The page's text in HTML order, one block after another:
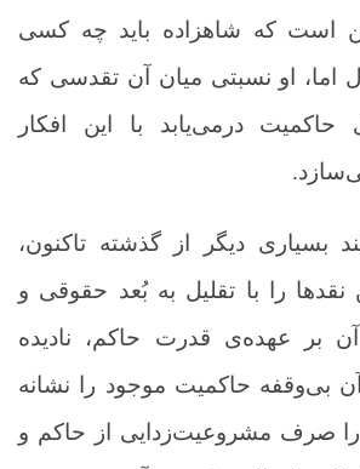
است که شاهزاده باید چه کسی
اما، او نسبتی میان آن تقدسی که
حاکمیت درمی‌یابد با این افکار
بسیاری دیگر از گذشته تاکنون،
را با تقلیل به بُعد حقوقی و
بر عهده‌ی قدرت حاکم، نادیده
بی‌وقفه حاکمیت موجود را نشانه
را صرف مشروعیت‌زدایی از حاکم و